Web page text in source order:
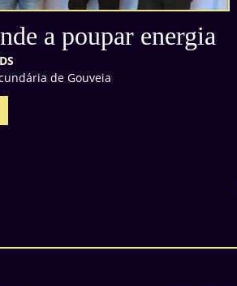
a poupar energia
de Gouveia